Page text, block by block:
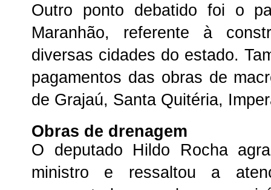
Outro ponto debatido foi o
Maranhão, referente à
diversas cidades do estado.
pagamentos das obras de
de Grajaú, Santa Quitéria,
Obras de drenagem
O deputado Hildo Rocha
ministro e ressaltou a